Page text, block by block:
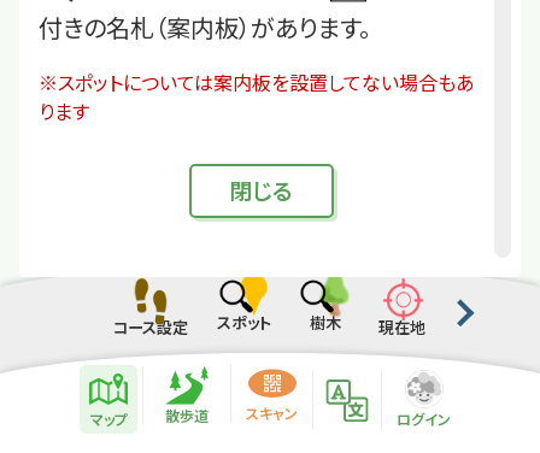
付きの名札（案内板）があります。
※スポットについては案内板を設置してない場合もあ
ります
閉じる
コース設定 スポット 樹木 現在地
マップ 散歩道 スキャン ログイン
散歩道紹介ページ
緑地紹介情報